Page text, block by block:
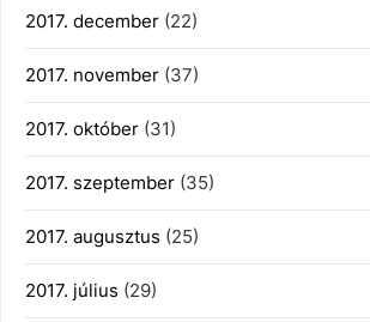
2017. december (22)
2017. november (37)
2017. október (31)
2017. szeptember (35)
2017. augusztus (25)
2017. július (29)